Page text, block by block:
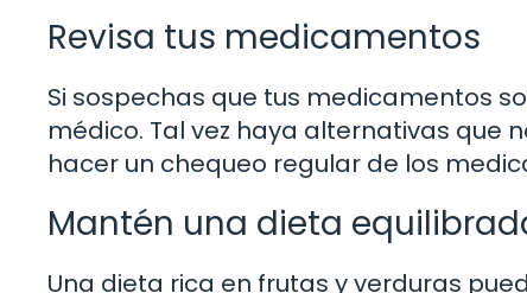
Revisa tus medicamentos
Si sospechas que tus medicamentos
médico. Tal vez haya alternativas que
hacer un chequeo regular de los
Mantén una dieta
Una dieta rica en frutas y verduras